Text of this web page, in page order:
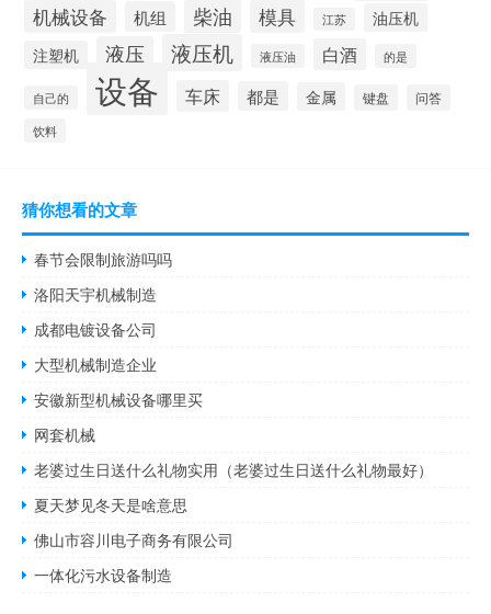
机械设备 机组 柴油 模具 江苏
油压机
注塑机
液压 液压机 液压油 白酒 的是
自己的 设备 车床 都是 金属 键盘 问答
饮料
猜你想看的文章
春节会限制旅游吗吗
洛阳天宇机械制造
成都电镀设备公司
大型机械制造企业
安徽新型机械设备哪里买
网套机械
老婆过生日送什么礼物实用（老婆过生日送什么礼物最好）
夏天梦见冬天是啥意思
佛山市容川电子商务有限公司
一体化污水设备制造